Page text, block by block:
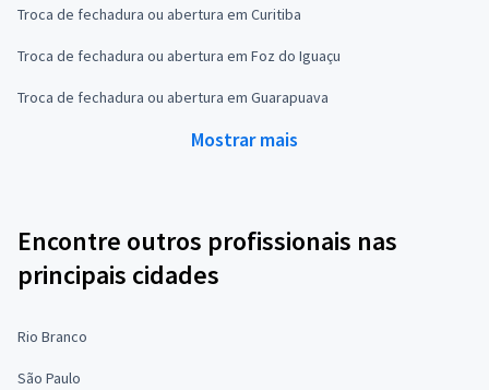
Troca de fechadura ou abertura em Curitiba
Troca de fechadura ou abertura em Foz do Iguaçu
Troca de fechadura ou abertura em Guarapuava
Mostrar mais
Encontre outros profissionais nas
principais cidades
Rio Branco
São Paulo